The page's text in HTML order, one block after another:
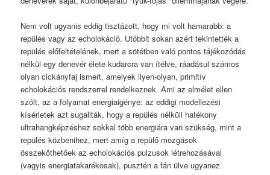
Nem volt ugyanis eddig tisztázott, hogy mi volt hamarabb: a
repülés vagy az echolokáció. Utóbbit sokan azért tekintették a
repülés előfeltételének, mert a sötétben való pontos tájékozódás
nélkül egy denevér élete kudarcra van ítélve, ráadásul számos
olyan cickányfaj ismert, amelyek ilyen-olyan, primitív
echolokációs rendszerrel rendelkeznek. Ami az elmélet ellen
szólt, az a folyamat energiaigénye: az eddigi modellezési
kísérletek azt sugallták, hogy a repülés nélküli hatékony
ultrahangképzéshez sokkal több energiára van szükség, mint a
repülés közbenihez, mert amíg a repülő mozgások
összeköthetőek az echolokációs pulzusok létrehozásával
(vagyis energiatakarékosak), pusztén a fán ülve ugyanez